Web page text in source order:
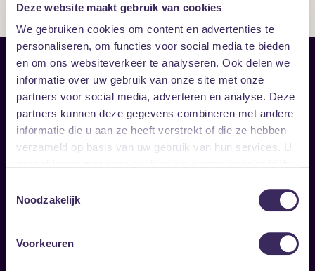
Deze website maakt gebruik van cookies
We gebruiken cookies om content en advertenties te
personaliseren, om functies voor social media te bieden
en om ons websiteverkeer te analyseren. Ook delen we
informatie over uw gebruik van onze site met onze
partners voor social media, adverteren en analyse. Deze
partners kunnen deze gegevens combineren met andere
informatie die u aan ze heeft verstrekt of die ze hebben
verzameld op basis van uw gebruik van hun services. U
Noodzakelijk
Voorkeuren
Sitemap
Home
Vrijwilligers
Verhuur
Disclaimer
Toegankelijkheid
Privacy & cookies
Follow
Onze nieuwsbrief ontvangen?